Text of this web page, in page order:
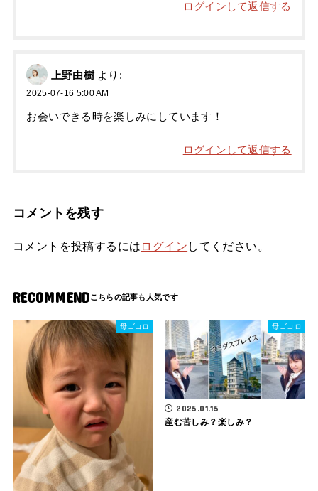
ログインして返信する
上野由樹 より:
2025-07-16 5:00 AM
お会いできる時を楽しみにしています！
ログインして返信する
コメントを残す
コメントを投稿するには ログイン してください。
RECOMMEND
母ゴコロ 母ゴコロ
2025.01.15
産む苦しみ？楽しみ？